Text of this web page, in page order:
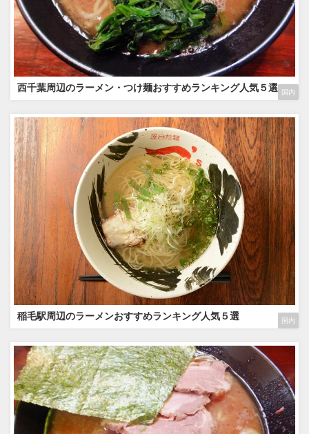
国内
西千葉周辺のラーメン・つけ麺おすすめランキング人気５選
国内
稲毛駅周辺のラーメンおすすめランキング人気５選